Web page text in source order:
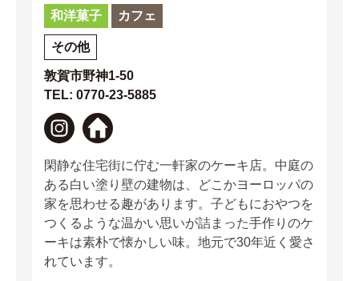
和洋菓子 カフェ
その他
敦賀市野神1-50
TEL: 0770-23-5885
閑静な住宅街に佇む一軒家のケーキ店。中庭の
ある白い塗り壁の建物は、どこかヨーロッパの
家を思わせる趣があります。子どもにおやつを
つくるような温かい思いが詰まった手作りのケ
ーキは素朴で懐かしい味。地元で30年近く愛さ
れています。